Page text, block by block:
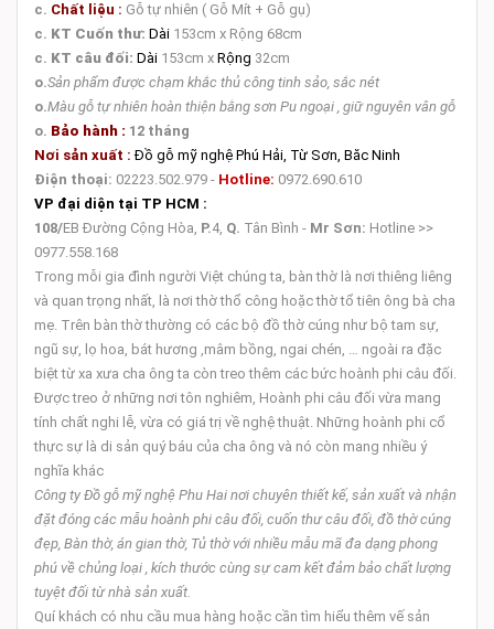
c. Chất liệu : Gỗ tự nhiên ( Gỗ Mít + Gỗ gụ)
c. KT Cuốn thư: Dài 153cm x Rộng 68cm
c. KT câu đối: Dài 153cm x Rộng 32cm
o.Sản phẩm được chạm khắc thủ công tinh sảo, sắc nét
o.Màu gỗ tự nhiên hoàn thiện bằng sơn Pu ngoại , giữ nguyên vân gỗ
o. Bảo hành : 12 tháng
Nơi sản xuất :Đồ gỗ mỹ nghệ Phú Hải, Từ Sơn, Băc Ninh
Điện thoại: 02223.502.979 - Hotline: 0972.690.610
VP đại diện tại TP HCM :
108/EB Đường Cộng Hòa, P.4, Q. Tân Bình - Mr Sơn: Hotline >>
0977.558.168
Trong mỗi gia đình người Việt chúng ta, bàn thờ là nơi thiêng liêng
và quan trọng nhất, là nơi thờ thổ công hoặc thờ tổ tiên ông bà cha
mẹ. Trên bàn thờ thường có các bộ đồ thờ cúng như bộ tam sự,
ngũ sự, lọ hoa, bát hương ,mâm bồng, ngai chén, … ngoài ra đặc
biệt từ xa xưa cha ông ta còn treo thêm các bức hoành phi câu đối.
Được treo ở những nơi tôn nghiêm, Hoành phi câu đối vừa mang
tính chất nghi lễ, vừa có giá trị về nghệ thuật. Những hoành phi cổ
thực sự là di sản quý báu của cha ông và nó còn mang nhiều ý
nghĩa khác
Công ty Đồ gỗ mỹ nghệ Phu Hai nơi chuyên thiết kế, sản xuất và nhận
đặt đóng các mẫu hoành phi câu đối, cuốn thư câu đối, đồ thờ cúng
đẹp, Bàn thờ, án gian thờ, Tủ thờ với nhiều mẫu mã đa dạng phong
phú về chủng loại , kích thước cùng sự cam kết đảm bảo chất lượng
tuyệt đối từnhà sản xuất.
Quí khách có nhu cầu mua hàng hoặc cần tìm hiểu thêm vế sản